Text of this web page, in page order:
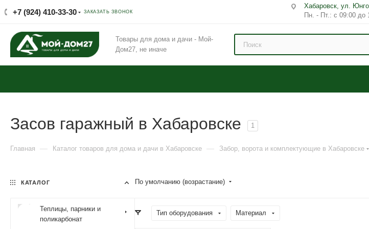
+7 (924) 410-33-30 ЗАКАЗАТЬ ЗВОНОК
Хабаровск, ул.
Пн. - Пт.: с 09:00
Товары для дома и дачи - Мой-
Дом27, не иначе
Засов гаражный в Хабаровске 1
Главная — Каталог товаров для дома и дачи в Хабаровске — Забор, ворота и комплектующие в Хабаровске
По умолчанию (возрастание)
Тип оборудования Материал
КАТАЛОГ
Теплицы, парники и
поликарбонат